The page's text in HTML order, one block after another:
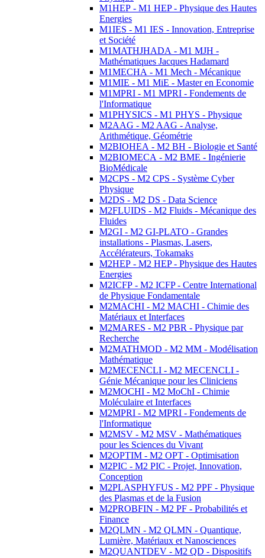
M1HEP - M1 HEP - Physique des Hautes
Energies
M1IES - M1 IES - Innovation, Entreprise
et Société
M1MATHJHADA - M1 MJH -
Mathématiques Jacques Hadamard
M1MECHA - M1 Mech - Mécanique
M1MIE - M1 MiE - Master en Economie
M1MPRI - M1 MPRI - Fondements de
l'Informatique
M1PHYSICS - M1 PHYS - Physique
M2AAG - M2 AAG - Analyse,
Arithmétique, Géométrie
M2BIOHEA - M2 BH - Biologie et Santé
M2BIOMECA - M2 BME - Ingénierie
BioMédicale
M2CPS - M2 CPS - Système Cyber
Physique
M2DS - M2 DS - Data Science
M2FLUIDS - M2 Fluids - Mécanique des
Fluides
M2GI - M2 GI-PLATO - Grandes
installations - Plasmas, Lasers,
Accélérateurs, Tokamaks
M2HEP - M2 HEP - Physique des Hautes
Energies
M2ICFP - M2 ICFP - Centre International
de Physique Fondamentale
M2MACHI - M2 MACHI - Chimie des
Matériaux et Interfaces
M2MARES - M2 PBR - Physique par
Recherche
M2MATHMOD - M2 MM - Modélisation
Mathématique
M2MECENCLI - M2 MECENCLI -
Génie Mécanique pour les Cliniciens
M2MOCHI - M2 MoChI - Chimie
Moléculaire et Interfaces
M2MPRI - M2 MPRI - Fondements de
l'Informatique
M2MSV - M2 MSV - Mathématiques
pour les Sciences du Vivant
M2OPTIM - M2 OPT - Optimisation
M2PIC - M2 PIC - Projet, Innovation,
Conception
M2PLASPHYFUS - M2 PPF - Physique
des Plasmas et de la Fusion
M2PROBFIN - M2 PF - Probabilités et
Finance
M2QLMN - M2 QLMN - Quantique,
Lumière, Matériaux et Nanosciences
M2QUANTDEV - M2 QD - Dispositifs